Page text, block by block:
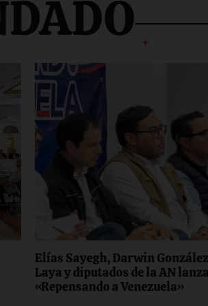
Elías Sayegh, Darwin
Laya y diputados de la AN
«Repensando a Venezuela»